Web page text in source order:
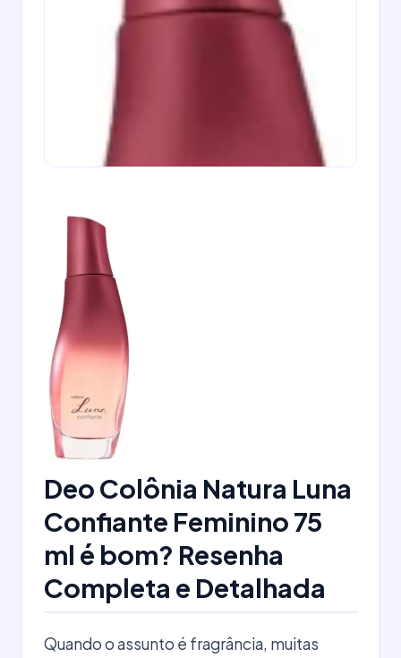
Deo Colônia Natura Luna
Confiante Feminino 75
ml é bom? Resenha
Completa e Detalhada
Quando o assunto é fragrância, muitas